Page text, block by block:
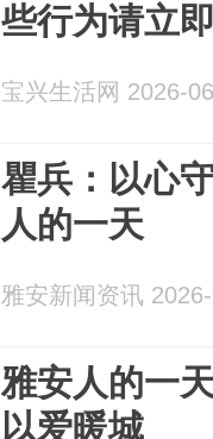
些行为请立
宝兴生活网 2026-
瞿兵：以心
人的一天
雅安新闻资讯
雅安人的一
以爱暖城